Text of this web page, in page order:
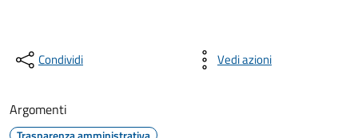
Condividi Vedi azioni
Argomenti